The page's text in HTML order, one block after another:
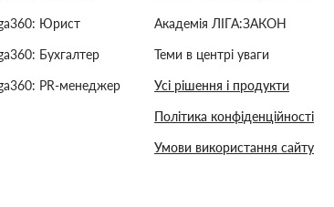
Юрист
Бухгалтер
PR-менеджер
Академія ЛІГА:ЗАКОН
Теми в центрі уваги
Усі рішення і продукти
Політика конфіденційності
Умови використання сайту